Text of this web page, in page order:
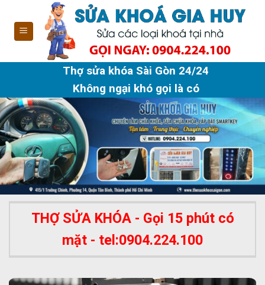
content
Thợ sửa khóa Sài Gòn 24/24
Không ngại khó gọi là có
THỢ SỬA KHÓA - Gọi 15 phút có
mặt - tel:0904.224.100